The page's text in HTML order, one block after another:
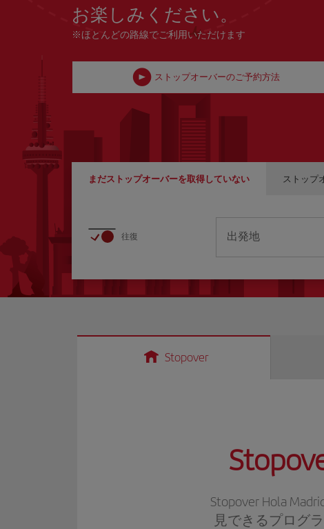
お楽しみください。
※ほとんどの路線でご利用いただけます
ストップオーバーのご予約方法
まだストップオーバーを取得していない ストップ
L 往復 出発地
Stopover
Stopover Hola
見できるプログ